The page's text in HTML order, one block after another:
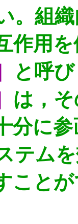
。組
作用
と呼
は，
分に
テム
こと